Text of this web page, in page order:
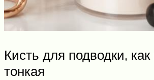
Кисть для подводки,
тонкая